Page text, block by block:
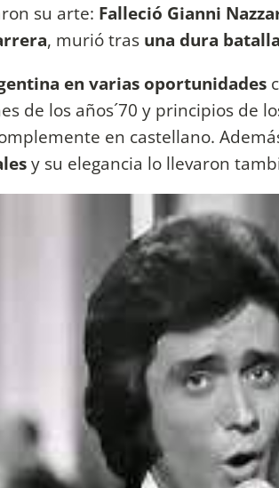
su arte: Falleció Gianni
, murió tras una dura
en varias oportunidades
de los años´70 y principios de
en castellano.
y su elegancia lo llevaron